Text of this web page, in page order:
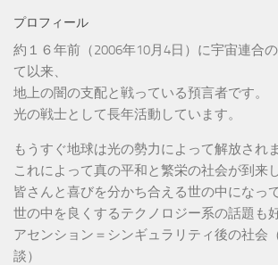
プロフィール
約１６年前（2006年10月4日）に宇宙連合
て以来、
地上の闇の支配と戦っている預言者です。
光の戦士として長年活動しています。
もうすぐ地球は光の勢力によって解放されま
これによって真の平和と繁栄の社会が到来
皆さんと喜びを分かち合える世の中になっ
世の中を良くするテクノロジー系の話題も
アセンション＝シンギュラリティ後の社会
談）